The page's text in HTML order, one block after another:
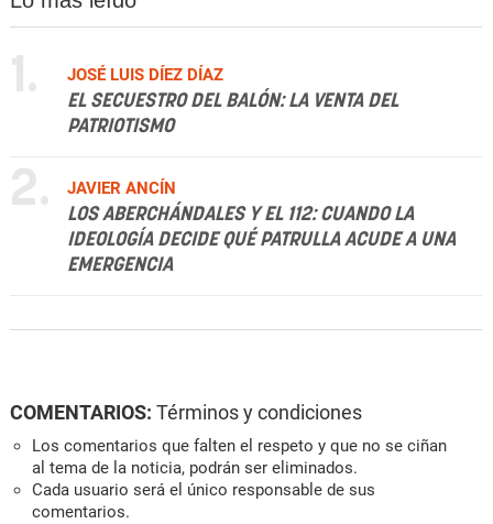
1.
JOSÉ LUIS DÍEZ DÍAZ
EL SECUESTRO DEL BALÓN: LA VENTA DEL
PATRIOTISMO
2.
JAVIER ANCÍN
LOS ABERCHÁNDALES Y EL 112: CUANDO LA
IDEOLOGÍA DECIDE QUÉ PATRULLA ACUDE A UNA
EMERGENCIA
COMENTARIOS: Términos y condiciones
Los comentarios que falten el respeto y que no se ciñan
al tema de la noticia, podrán ser eliminados.
Cada usuario será el único responsable de sus
comentarios.